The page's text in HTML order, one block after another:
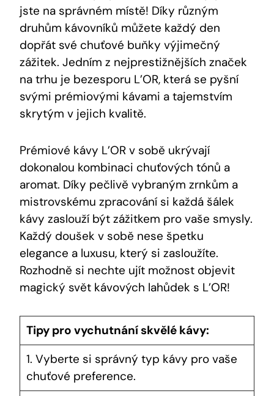
jste na správném místě! Díky různým
druhům kávovníků můžete každý den
dopřát své chuťové buňky výjimečný
zážitek. Jedním z nejprestižnějších značek
na trhu je bezesporu L’OR, která se pyšní
svými prémiovými kávami a tajemstvím
skrytým v jejich kvalitě.
Prémiové kávy L’OR v sobě ukrývají
dokonalou kombinaci chuťových tónů a
aromat. Díky pečlivě vybraným zrnkům a
mistrovskému zpracování si každá šálek
kávy zaslouží být zážitkem pro vaše smysly.
Každý doušek v sobě nese špetku
elegance a luxusu, který si zasloužíte.
Rozhodně si nechte ujít možnost objevit
magický svět kávových lahůdek s L’OR!
Tipy pro vychutnání skvělé kávy:
1. Vyberte si správný typ kávy pro vaše
chuťové preference.